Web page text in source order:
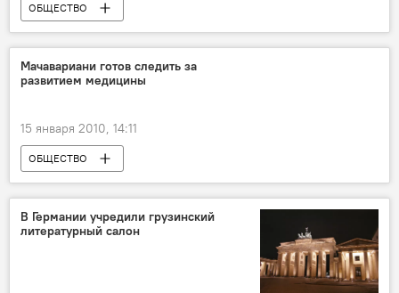
ОБЩЕСТВО
Мачавариани готов следить за
развитием медицины
15 января 2010, 14:11
ОБЩЕСТВО
В Германии учредили грузинский
литературный салон